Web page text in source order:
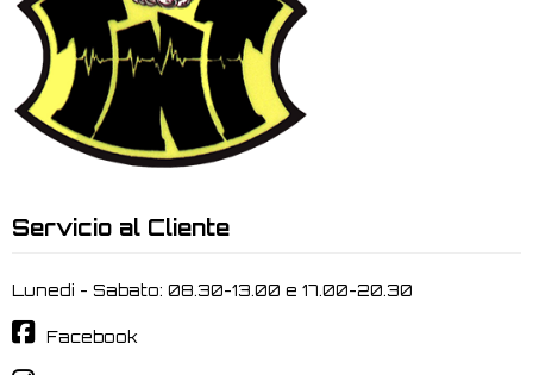
Servicio al Cliente
Lunedi - Sabato: 08.30-13.00 e 17.00-20.30
Facebook